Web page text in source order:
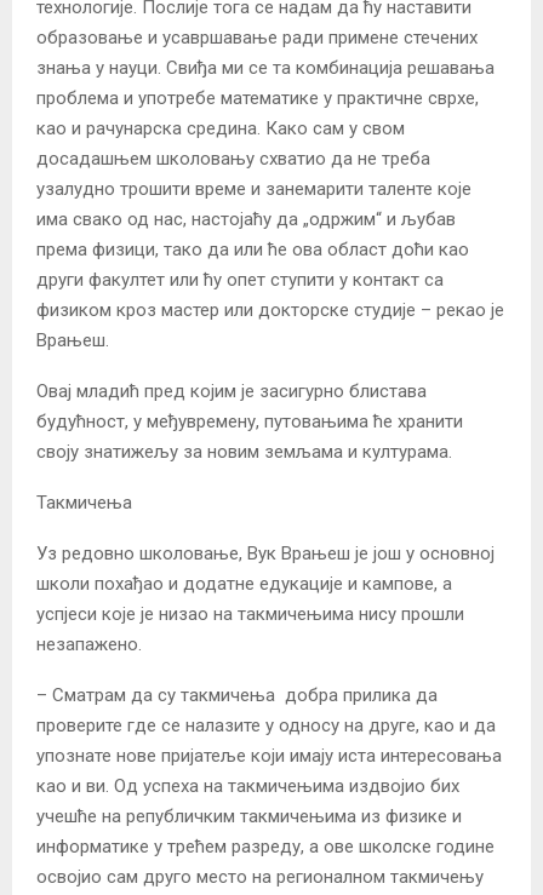
технологије. Послије тога се надам да ћу наставити
образовање и усавршавање ради примене стечених
знања у науци. Свиђа ми се та комбинација решавања
проблема и употребе математике у практичне сврхе,
као и рачунарска средина. Како сам у свом
досадашњем школовању схватио да не треба
узалудно трошити време и занемарити таленте које
има свако од нас, настојаћу да „одржим“ и љубав
према физици, тако да или ће ова област доћи као
други факултет или ћу опет ступити у контакт са
физиком кроз мастер или докторске студије – рекао је
Врањеш.
Овај младић пред којим је засигурно блистава
будућност, у међувремену, путовањима ће хранити
своју знатижељу за новим земљама и културама.
Такмичења
Уз редовно школовање, Вук Врањеш је још у основној
школи похађао и додатне едукације и кампове, а
успјеси које је низао на такмичењима нису прошли
незапажено.
– Сматрам да су такмичења добра прилика да
проверите где се налазите у односу на друге, као и да
упознате нове пријатеље који имају иста интересовања
као и ви. Од успеха на такмичењима издвојио бих
учешће на републичким такмичењима из физике и
информатике у трећем разреду, а ове школске године
освојио сам друго место на регионалном такмичењу